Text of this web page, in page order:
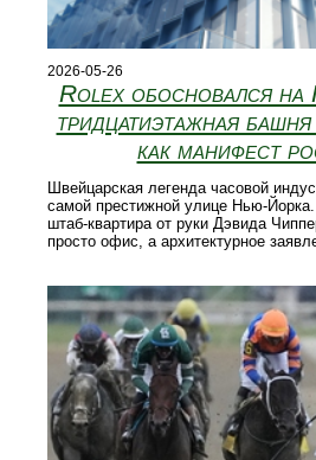
2026-05-26
Rolex обосновался на
тридцатиэтажная
как манифест
Швейцарская легенда часовой
самой престижной улице Нью-
штаб-квартира от руки Дэвида
просто офис, а архитектурное